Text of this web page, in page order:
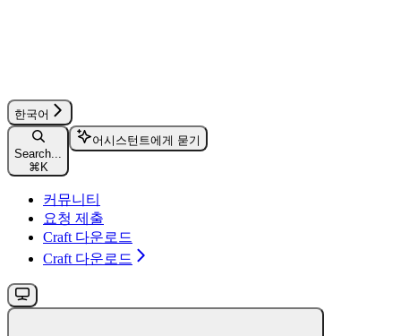
한국어
Search...
⌘ K
어시스턴트에게 묻기
커뮤니티
요청 제출
Craft 다운로드
Craft 다운로드